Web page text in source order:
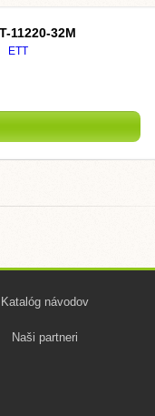
11220-32M
ETT
Katalóg návodov
Naši partneri